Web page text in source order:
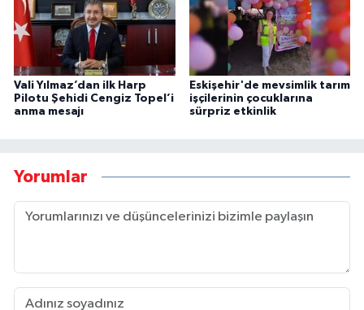
Vali Yılmaz’dan ilk Harp
Pilotu Şehidi Cengiz Topel’i
anma mesajı
Eskişehir'de mevsimlik tarım
işçilerinin çocuklarına
sürpriz etkinlik
Yorumlar